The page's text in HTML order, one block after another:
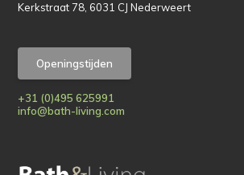
Kerkstraat 78, 6031 CJ Nederweert
Openingstijden
+31 (0)495 625991
info@bath-living.com